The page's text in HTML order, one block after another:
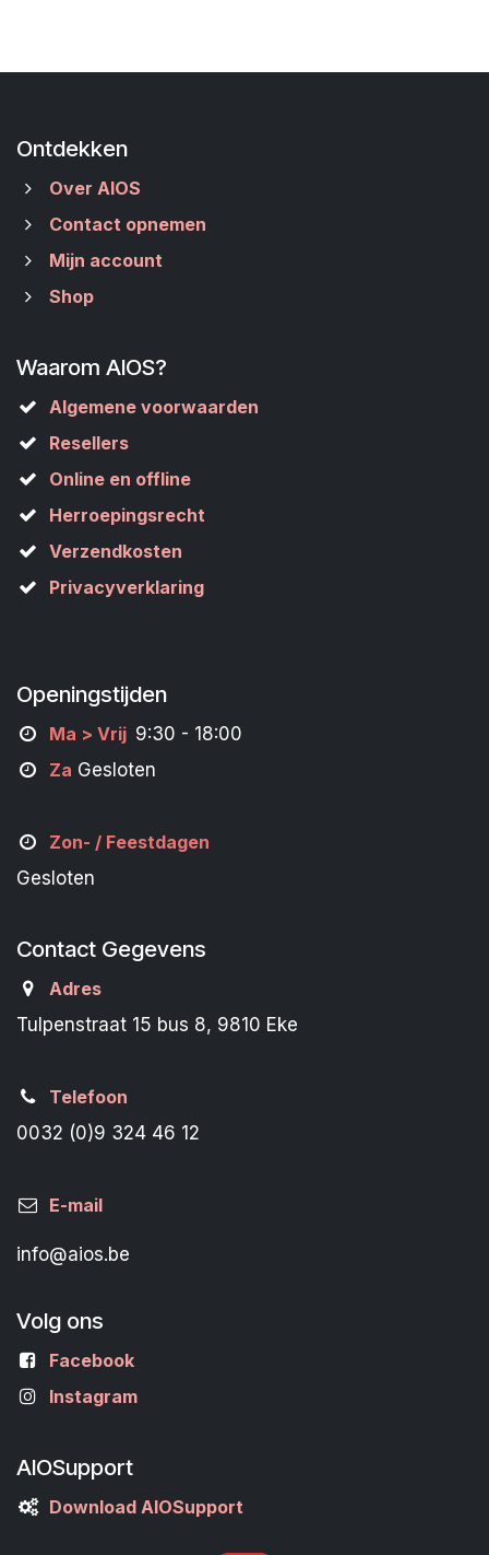
Ontdekken
Over AIOS
Contact opnemen
Mijn account
Shop
Waarom AIOS?
Algemene voorwaarden
Resellers
Online en offline
Herroepingsrecht
Verzendkosten
Privacyverklaring
Openingstijden
Ma > Vrij 9:30 - 18:00
Za Gesloten
Zon- / Feestdagen
Gesloten
Contact Gegevens
Adres
Tulpenstraat 15 bus 8, 9810 Eke
Telefoon
0032 (0)9 324 46 12
E-mail
info@aios.be
Volg ons
Facebook
Instagram
AIOSupport
Download AIOSupport